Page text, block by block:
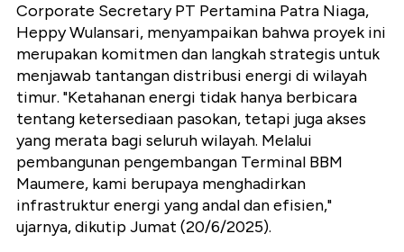
Corporate Secretary PT Pertamina Patra Niaga,
Heppy Wulansari, menyampaikan bahwa proyek ini
merupakan komitmen dan langkah strategis untuk
menjawab tantangan distribusi energi di wilayah
timur. "Ketahanan energi tidak hanya berbicara
tentang ketersediaan pasokan, tetapi juga akses
yang merata bagi seluruh wilayah. Melalui
pembangunan pengembangan Terminal BBM
Maumere, kami berupaya menghadirkan
infrastruktur energi yang andal dan efisien,"
ujarnya, dikutip Jumat (20/6/2025).